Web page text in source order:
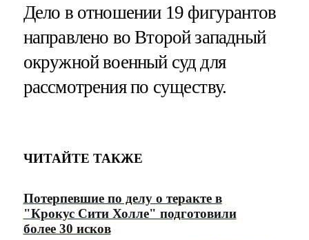
Дело в отношении 19 фигурантов
направлено во Второй западный
окружной военный суд для
рассмотрения по существу.
ЧИТАЙТЕ ТАКЖЕ
Потерпевшие по делу о теракте в
"Крокус Сити Холле" подготовили
более 30 исков